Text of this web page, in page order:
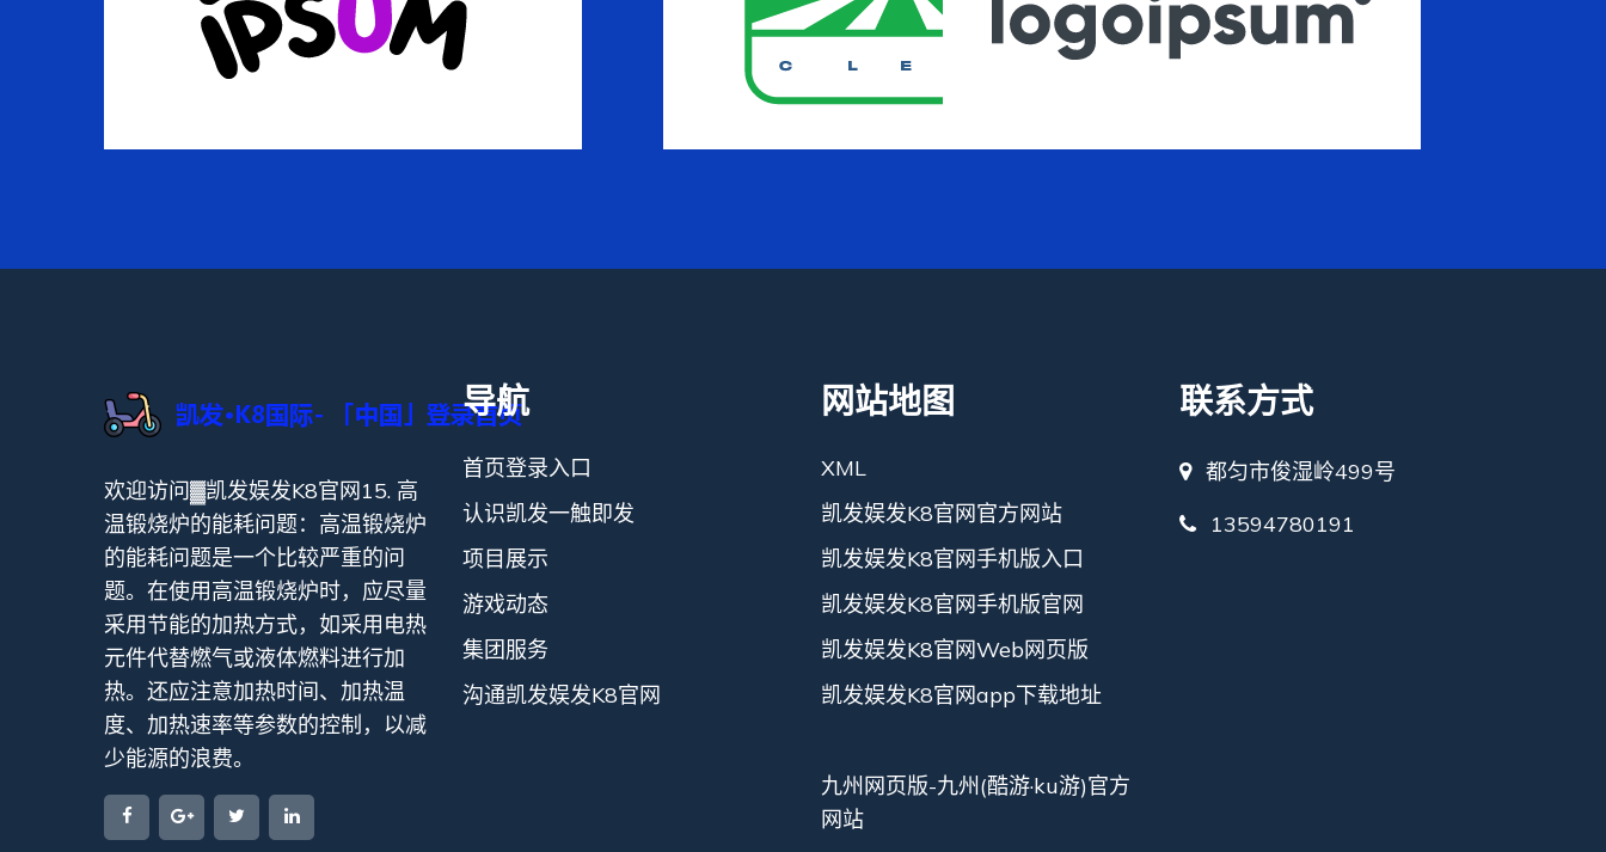
欢迎访问▓凯发娱发K8官网15. 高
温锻烧炉的能耗问题：高温锻烧炉
的能耗问题是一个比较严重的问
题。在使用高温锻烧炉时，应尽量
采用节能的加热方式，如采用电热
元件代替燃气或液体燃料进行加
热。还应注意加热时间、加热温
度、加热速率等参数的控制，以减
少能源的浪费。
导航
首页登录入口
认识凯发一触即发
项目展示
游戏动态
集团服务
沟通凯发娱发K8官网
网站地图
XML
凯发娱发K8官网官方网站
凯发娱发K8官网手机版入口
凯发娱发K8官网手机版官网
凯发娱发K8官网Web网页版
凯发娱发K8官网app下载地址
九州网页版-九州(酷游·ku游)官方
网站
联系方式
都匀市俊湿岭499号
13594780191